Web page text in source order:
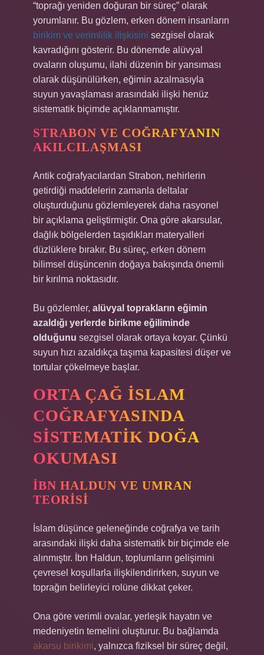
“toprağı yeniden doğuran bir süreç” olarak
yorumlanır. Bu gözlem, erken dönem insanların
birikim ve verimlilik ilişkisini sezgisel olarak
kavradığını gösterir. Bu dönemde alüvyal
ovaların oluşumu, ilahi düzenin bir yansıması
olarak düşünülürken, eğimin azalmasıyla
suyun yavaşlaması arasındaki ilişki henüz
sistematik biçimde açıklanmamıştır.
STRABON VE COĞRAFYANIN
AKILCILAŞMASI
Antik coğrafyacılardan Strabon, nehirlerin
getirdiği maddelerin zamanla deltalar
oluşturduğunu gözlemleyerek daha rasyonel
bir açıklama geliştirmiştir. Ona göre akarsular,
dağlık bölgelerden taşıdıkları materyalleri
düzlüklere bırakır. Bu süreç, erken dönem
bilimsel düşüncenin doğaya bakışında önemli
bir kırılma noktasıdır.
Bu gözlemler, alüvyal toprakların eğimin
azaldığı yerlerde birikme eğiliminde
olduğunu sezgisel olarak ortaya koyar. Çünkü
suyun hızı azaldıkça taşıma kapasitesi düşer ve
tortular çökelmeye başlar.
ORTA ÇAĞ İSLAM
COĞRAFYASINDA
SISTEMATIK DOĞA
OKUMASI
İBN HALDUN VE UMRAN
TEORISI
İslam düşünce geleneğinde coğrafya ve tarih
arasındaki ilişki daha sistematik bir biçimde ele
alınmıştır. İbn Haldun, toplumların gelişimini
çevresel koşullarla ilişkilendirirken, suyun ve
toprağın belirleyici rolüne dikkat çeker.
Ona göre verimli ovalar, yerleşik hayatın ve
medeniyetin temelini oluşturur. Bu bağlamda
akarsu birikimi, yalnızca fiziksel bir süreç değil,